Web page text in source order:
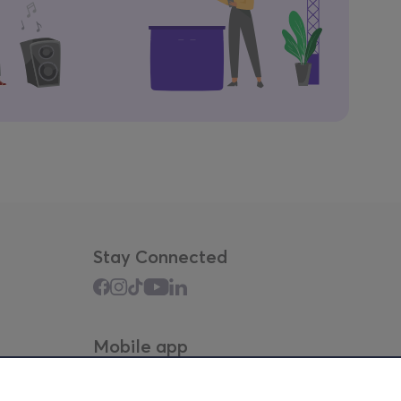
Stay Connected
Mobile app